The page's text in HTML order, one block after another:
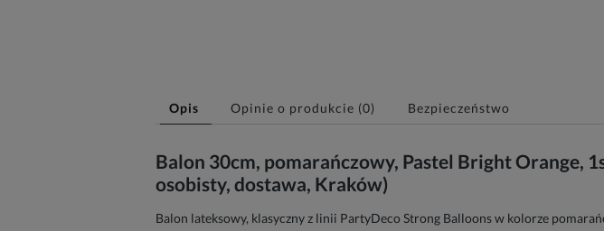
Opis Opinie o produkcie (0) Bezpieczeństwo
Balon 30cm, pomarańczowy, Pastel Bright Orange,
osobisty, dostawa, Kraków)
Balon lateksowy, klasyczny z linii PartyDeco Strong Balloons w kolorze